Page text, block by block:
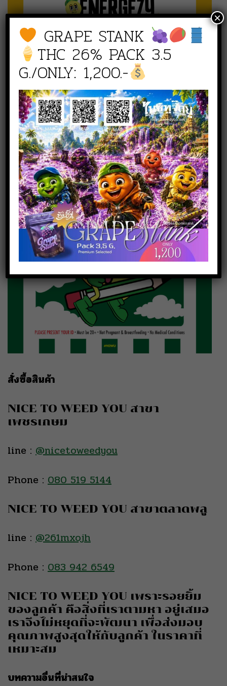
สั่งซื้อสินค้า
NICE TO WEED YOU สาขา
เพชรเกษม
line : @nicetoweedyou
Phone : 080 519 5144
NICE TO WEED YOU สาขาตลาดพลู
line : @261mxojh
Phone : 083 942 6549
NICE TO WEED YOU เพราะรอยยิ้ม
ของลูกค้า คือสิ่งที่เราตามหา อยู่เสมอ
เราจึงไม่หยุดที่จะพัฒนา เพื่อส่งมอบ
คุณภาพสูงสุดให้กับลูกค้า ในราคาที่
เหมาะสม
บทความอื่นที่น่าสนใจ
GRAPE STANK
THC 26% PACK 3.5
G./ONLY: 1,200.-
×